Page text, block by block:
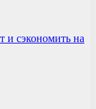
и сэкономить на